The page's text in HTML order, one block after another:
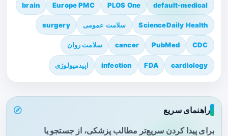
default-medical
PLOS One
Europe PMC
brain
ScienceDaily Health سلامت عمومی surgery
CDC
PubMed
cancer سلامت روان
cardiology
FDA
infection اپیدمیولوژی
راهنمای سریع
برای پیدا کردن سریع‌تر مطالب پزشکی، از جستجو یا